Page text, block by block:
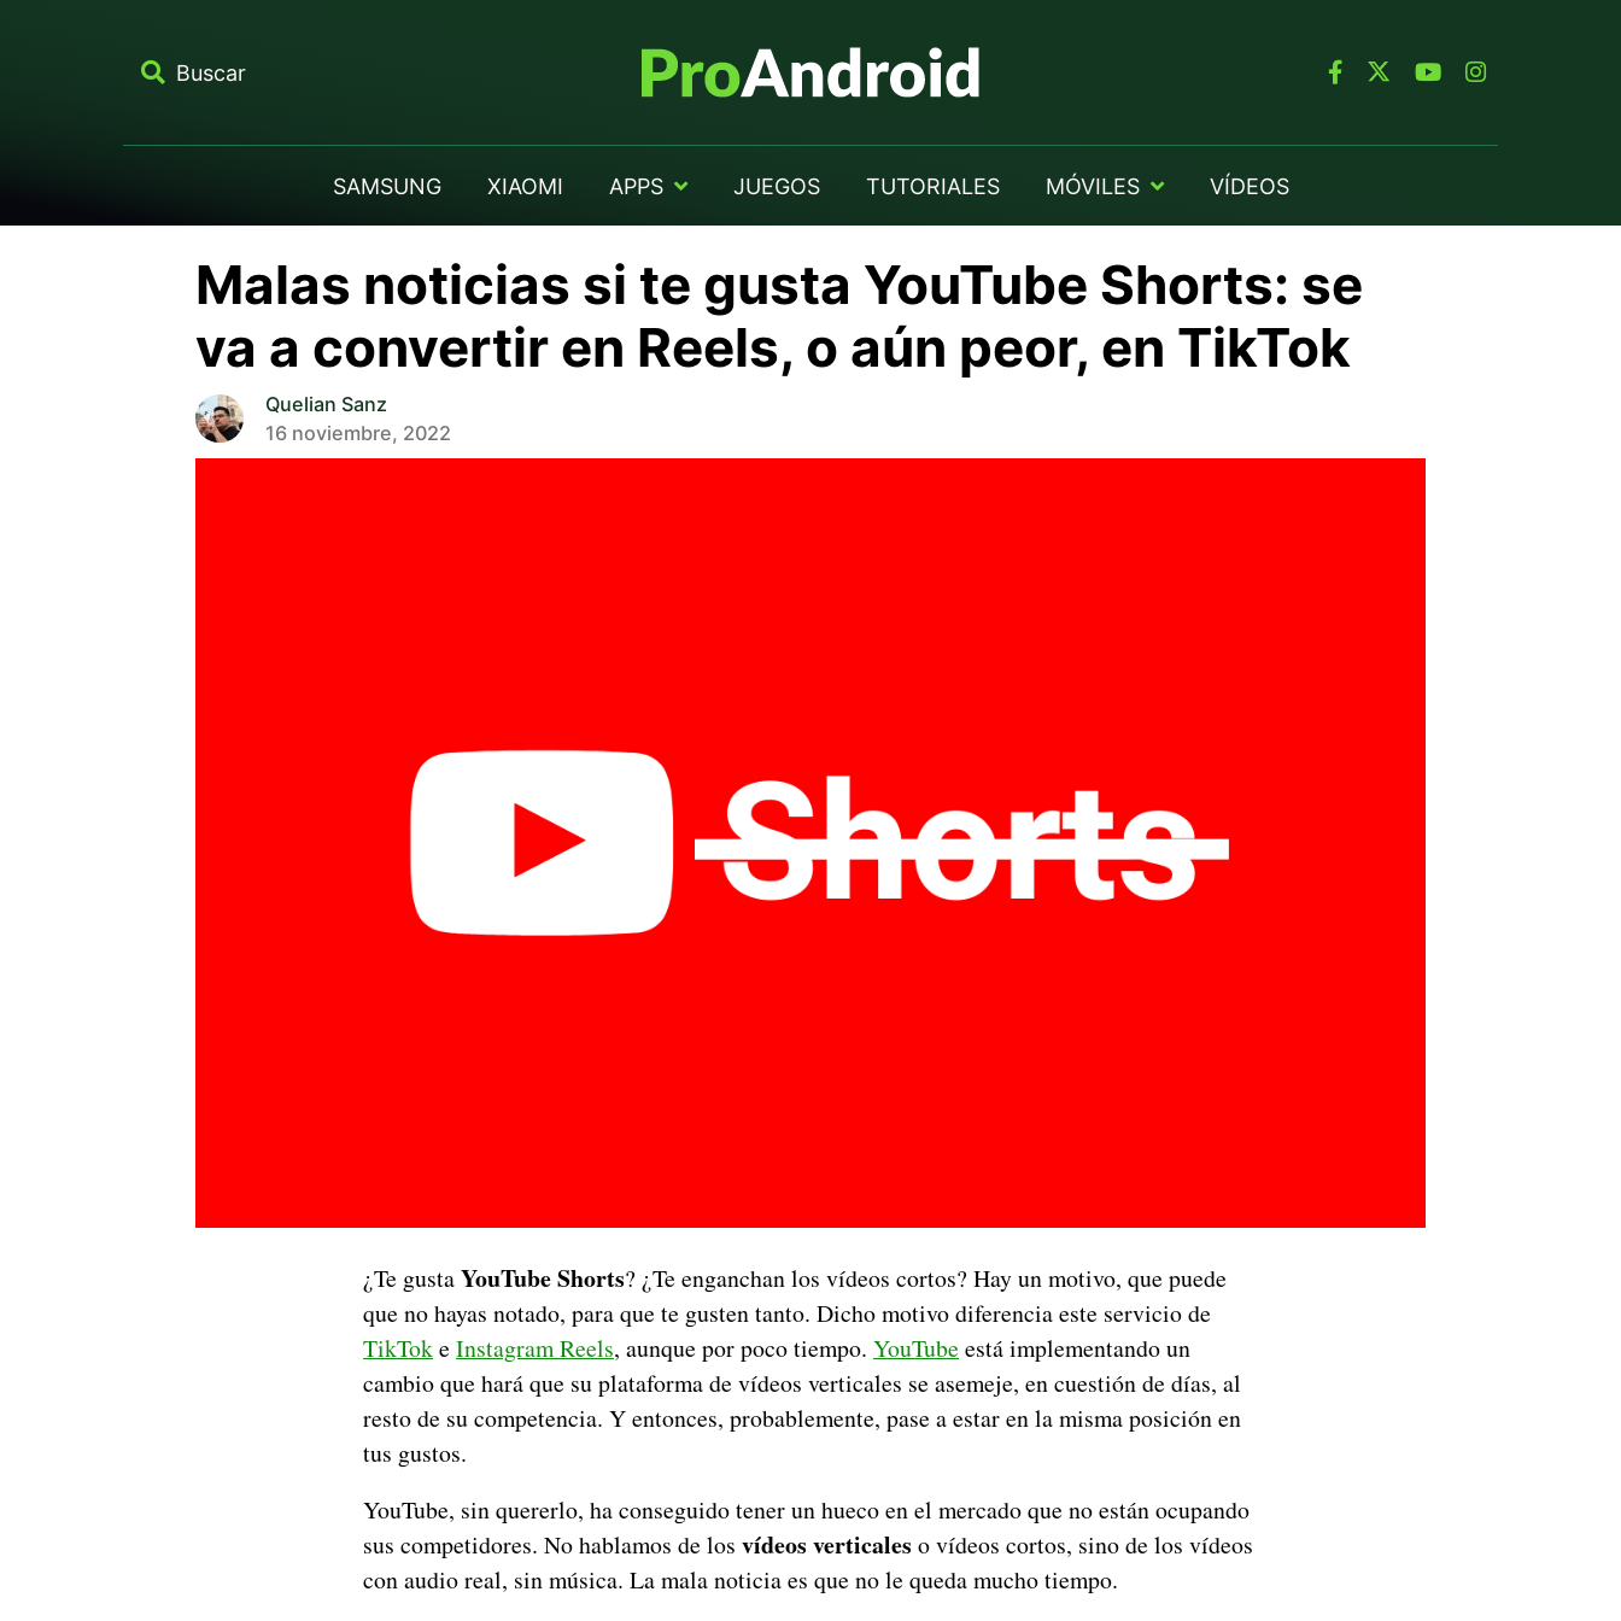
Buscar
SAMSUNG XIAOMI APPS JUEGOS TUTORIALES MÓVILES VÍDEOS
Malas noticias si te gusta YouTube Shorts: se
va a convertir en Reels, o aún peor, en TikTok
Quelian Sanz
16 noviembre, 2022
¿Te gustaYouTube Shorts? ¿Te enganchan los vídeos cortos? Hay un motivo, que puede
que no hayas notado, para que te gusten tanto. Dicho motivo diferencia este servicio de
TikToke Instagram Reels, aunque por poco tiempo. YouTube está implementando un
cambio que hará que su plataforma de vídeos verticales se asemeje, en cuestión de días, al
resto de su competencia. Y entonces, probablemente, pase a estar en la misma posición en
tus gustos.
YouTube, sin quererlo, ha conseguido tener un hueco en el mercado que no están ocupando
sus competidores. No hablamos de los vídeos verticales o vídeos cortos, sino de los vídeos
con audio real, sin música. La mala noticia es que no le queda mucho tiempo.